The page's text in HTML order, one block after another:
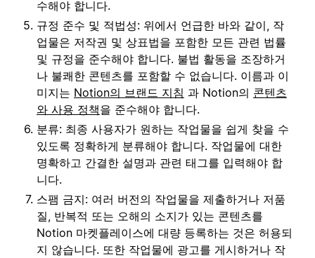
수해야 합니다.
규정 준수 및 적법성: 위에서 언급한 바와 같이, 작
업물은 저작권 및 상표법을 포함한 모든 관련 법률
및 규정을 준수해야 합니다. 불법 활동을 조장하거
나 불쾌한 콘텐츠를 포함할 수 없습니다. 이름과 이
미지는 Notion의 브랜드 지침 과 Notion의 콘텐츠
와 사용 정책을 준수해야 합니다.
분류: 최종 사용자가 원하는 작업물을 쉽게 찾을 수
있도록 정확하게 분류해야 합니다. 작업물에 대한
명확하고 간결한 설명과 관련 태그를 입력해야 합
니다.
스팸 금지: 여러 버전의 작업물을 제출하거나 저품
질, 반복적 또는 오해의 소지가 있는 콘텐츠를
Notion 마켓플레이스에 대량 등록하는 것은 허용되
지 않습니다. 또한 작업물에 광고를 게시하거나 작